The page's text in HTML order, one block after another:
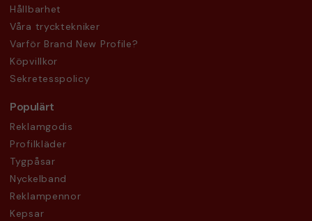
Hållbarhet
Våra trycktekniker
Varför Brand New Profile?
Köpvillkor
Sekretesspolicy
Populärt
Reklamgodis
Profilkläder
Tygpåsar
Nyckelband
Reklampennor
Kepsar